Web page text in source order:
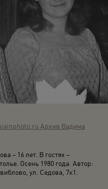
Архив Вадима
– 16 лет. В гостях –
Осень 1980 года. Автор:
ул. Седова, 7к1.